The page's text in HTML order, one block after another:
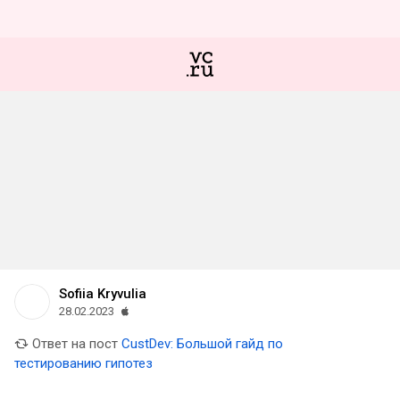
Sofiia Kryvulia
28.02.2023
Ответ на пост CustDev: Большой гайд по
тестированию гипотез